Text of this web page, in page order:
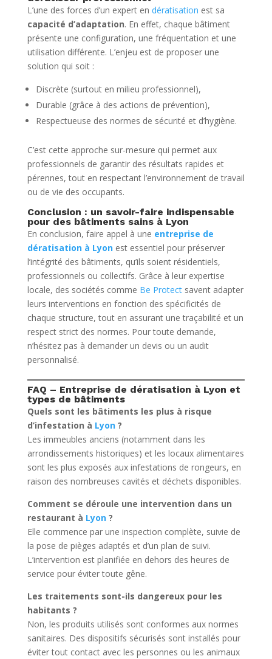
L’une des forces d’un expert en dératisation est sa
capacité d’adaptation. En effet, chaque bâtiment
présente une configuration, une fréquentation et une
utilisation différente. L’enjeu est de proposer une
solution qui soit :
Discrète (surtout en milieu professionnel),
Durable (grâce à des actions de prévention),
Respectueuse des normes de sécurité et d’hygiène.
C’est cette approche sur-mesure qui permet aux
professionnels de garantir des résultats rapides et
pérennes, tout en respectant l’environnement de travail
ou de vie des occupants.
Conclusion : un savoir-faire indispensable
pour des bâtiments sains à Lyon
En conclusion, faire appel à une entreprise de
dératisation à Lyon est essentiel pour préserver
l’intégrité des bâtiments, qu’ils soient résidentiels,
professionnels ou collectifs. Grâce à leur expertise
locale, des sociétés comme Be Protectsavent adapter
leurs interventions en fonction des spécificités de
chaque structure, tout en assurant une traçabilité et un
respect strict des normes. Pour toute demande,
n’hésitez pas à demander un devis ou un audit
personnalisé.
FAQ – Entreprise de dératisation à Lyon et
types de bâtiments
Quels sont les bâtiments les plus à risque
d’infestation à Lyon?
Les immeubles anciens (notamment dans les
arrondissements historiques) et les locaux alimentaires
sont les plus exposés aux infestations de rongeurs, en
raison des nombreuses cavités et déchets disponibles.
Comment se déroule une intervention dans un
restaurant à Lyon?
Elle commence par une inspection complète, suivie de
la pose de pièges adaptés et d’un plan de suivi.
L’intervention est planifiée en dehors des heures de
service pour éviter toute gêne.
Les traitements sont-ils dangereux pour les
habitants ?
Non, les produits utilisés sont conformes aux normes
sanitaires. Des dispositifs sécurisés sont installés pour
éviter tout contact avec les personnes ou les animaux